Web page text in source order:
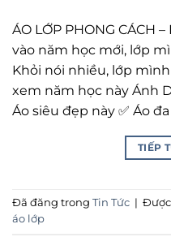
ÁO LỚP PHONG CÁCH
vào năm học mới, lớp
Khỏi nói nhiều, lớp
xem năm học này Ánh
Áo siêu đẹp này ✅ Áo
TIẾP
Đã đăng trong Tin Tức |
áo lớp